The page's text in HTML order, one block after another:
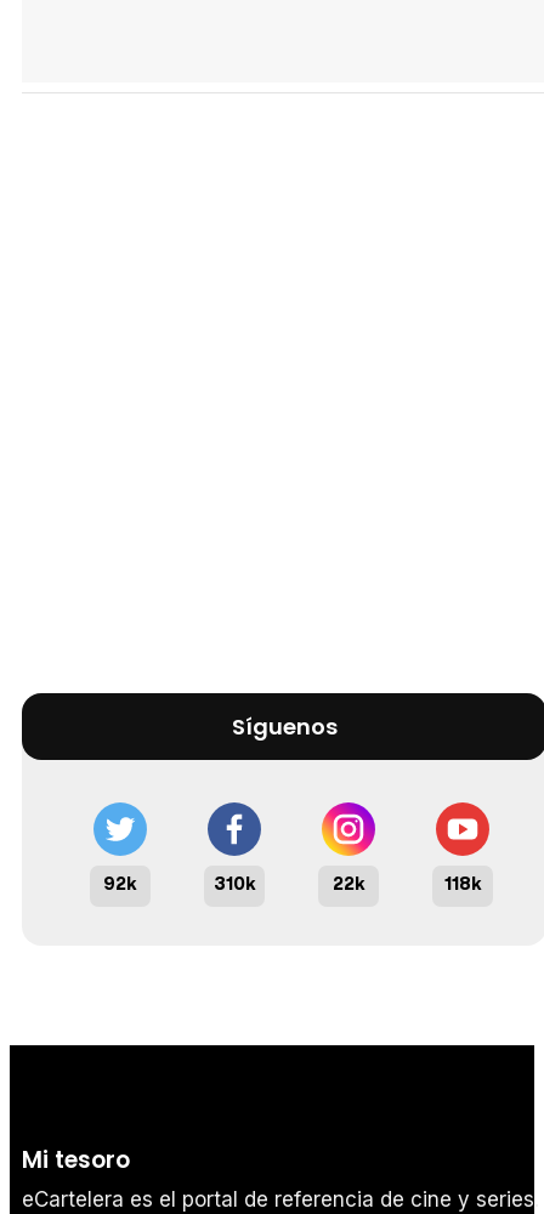
Síguenos
92k 310k 22k 118k
Mi tesoro
eCartelera es el portal de referencia de cine y series.